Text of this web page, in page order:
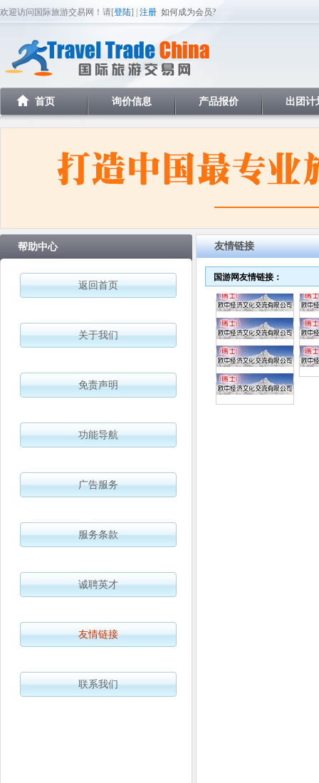
欢迎访问国际旅游交易网！请[登陆] | 注册 如何成为会员?
首页 询价信息 产品报价 出团计
帮助中心
返回首页
关于我们
免责声明
功能导航
广告服务
服务条款
诚聘英才
友情链接
联系我们
友情链接
国游网友情链接：